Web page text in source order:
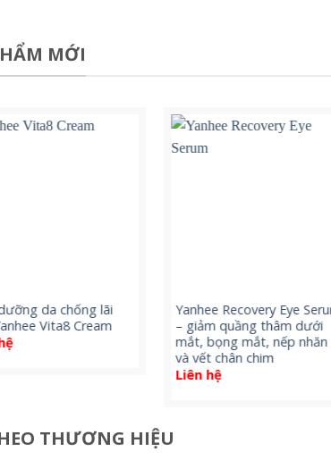
MỚI
da chống lãi
Vita8 Cream
Yanhee Recovery Eye Serum
– giảm quầng thâm dưới
mắt, bọng mắt, nếp nhăn
và vết chân chim
Liên hệ
THƯƠNG HIỆU